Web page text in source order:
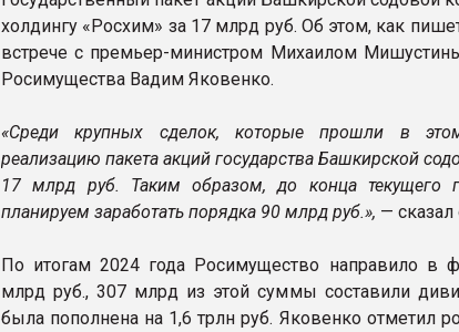
холдингу «Росхим» за 17 млрд руб. Об этом, как
встрече с премьер-министром Михаилом
Росимущества Вадим Яковенко.
«Среди крупных сделок, которые прошли в
реализацию пакета акций государства Башкирской
17 млрд руб. Таким образом, до конца текущего
планируем заработать порядка 90 млрд руб.», — сказал
По итогам 2024 года Росимущество направило в
млрд руб., 307 млрд из этой суммы составили
была пополнена на 1,6 трлн руб. Яковенко отметил